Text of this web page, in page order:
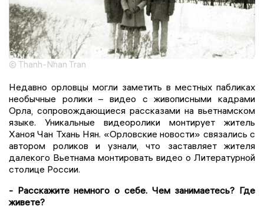
© Thanh-Nhan Tran
Недавно орловцы могли заметить в местных пабликах
необычные ролики – видео с живописными кадрами
Орла, сопровождающиеся рассказами на вьетнамском
языке. Уникальные видеоролики монтирует житель
Ханоя Чан Тхань Нян. «Орловские новости» связались с
автором роликов и узнали, что заставляет жителя
далекого Вьетнама монтировать видео о Литературной
столице России.
- Расскажите немного о себе. Чем занимаетесь? Где
живете?